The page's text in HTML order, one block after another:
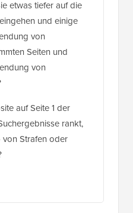
etwas tiefer auf die
und einige
von
Seiten und
von
auf Seite 1 der
rankt,
Strafen oder